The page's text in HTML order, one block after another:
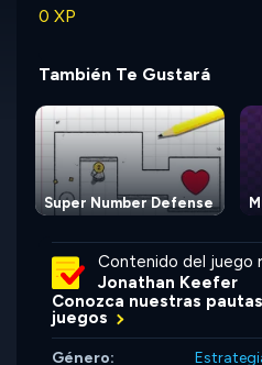
0 XP
También Te Gustará
Super Number Defense
Contenido del juego
Jonathan Keefer
Conozca nuestras
juegos
Género: